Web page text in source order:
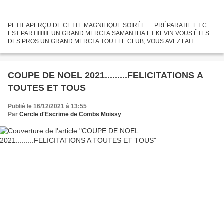
PETIT APERÇU DE CETTE MAGNIFIQUE SOIRÉE..... PRÉPARATIF. ET C
EST PARTIIIIIIII: UN GRAND MERCI A SAMANTHA ET KEVIN VOUS ÊTES
DES PROS UN GRAND MERCI A TOUT LE CLUB, VOUS AVEZ FAIT
PREND UNE AUTRE...
COUPE DE NOEL 2021.........FELICITATIONS A
TOUTES ET TOUS
Publié le 16/12/2021 à 13:55
Par Cercle d'Escrime de Combs Moissy